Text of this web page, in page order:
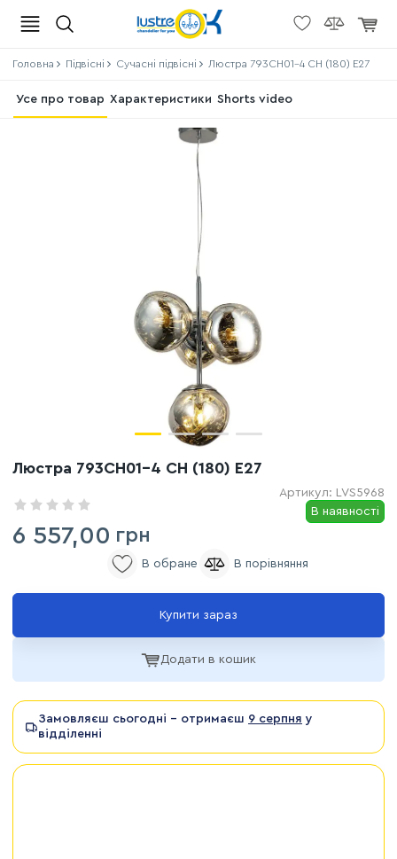
Головна Підвісні Сучасні підвісні Люстра 793CH01-4 CH (180) E27
Усе про товар Характеристики Shorts video
Люстра 793CH01-4 CH (180) E27
Артикул: LVS5968
В наявності
6 557,00 грн
Додати в кошик
Замовляєш сьогодні - отримаєш 9 серпня у
відділенні
Купити зараз